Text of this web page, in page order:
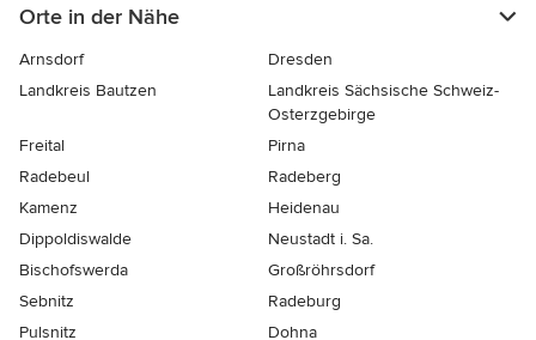
Orte in der Nähe
Arnsdorf
Dresden
Landkreis Bautzen
Landkreis Sächsische Schweiz-
Osterzgebirge
Freital
Pirna
Radebeul
Radeberg
Kamenz
Heidenau
Dippoldiswalde
Neustadt i. Sa.
Bischofswerda
Großröhrsdorf
Sebnitz
Radeburg
Pulsnitz
Dohna